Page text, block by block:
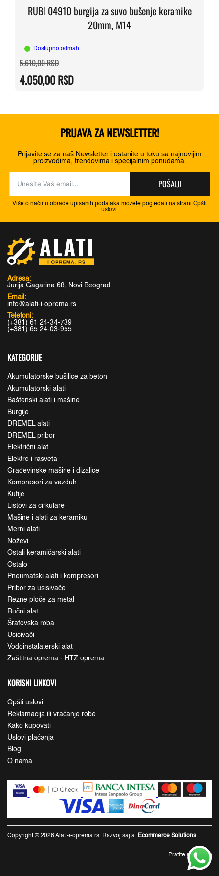
RUBI 04910 burgija za suvo bušenje keramike
20mm, M14
Dostupno odmah
5.610,00RSDOriginalna
cena
bila:
5.610,00 RSD.
4.050,00RSD
Trenutna
cena
4.050,00 RSD.
PRIJAVA ZA NEWSLETTER!
Prijavite se za naš Newsletter i ostanite u toku sa najnovijim
proizvodima, trendovima i specijalnim ponudama.
POŠALJI
Više o načinu obrade upisanih podataka možete pogledati na strani Opšti
uslovi.
Adresa:
Jurija Gagarina 68, Novi Beograd
Email:
info@alati-i-oprema.rs
Telefoni:
(+381) 61 24-34-739
(+381) 65 24-03-955
KATEGORIJE
Akumulatorske bušilice za beton
Akumulatorski alati
Baštenski alati i mašine
Burgije
DREMEL alati
DREMEL pribor
Električni alat
Elektro i rasveta
Građevinske mašine i dizalice
Kompresori za vazduh
Kutije
Listovi za cirkulare
Mašine i alati za keramiku
Merni alati
Noževi
Ostali keramičarski alati
Ostalo
Pneumatski alati i kompresori
Pribor za usisivače
Rezne ploče za metal
Ručni alat
Šrafovska roba
Usisivači
Vodoinstalaterski alat
Zaštitna oprema - HTZ oprema
KORISNI LINKOVI
Opšti uslovi
Reklamacija ili vraćanje robe
Kako kupovati
Uslovi plaćanja
Blog
O nama
Copyright © 2026 Alati-i-oprema.rs. Razvoj sajta: Ecommerce Solutions
Pratite nas: